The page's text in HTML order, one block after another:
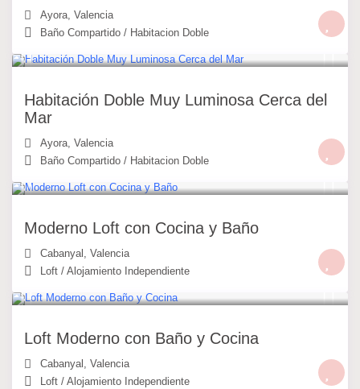
Ayora,Valencia
Baño Compartido / Habitacion Doble
Habitación Doble Muy Luminosa Cerca del
Mar
Ayora,Valencia
Baño Compartido / Habitacion Doble
Moderno Loft con Cocina y Baño
Cabanyal ,Valencia
Loft /Alojamiento Independiente
Loft Moderno con Baño y Cocina
Cabanyal ,Valencia
Loft /Alojamiento Independiente